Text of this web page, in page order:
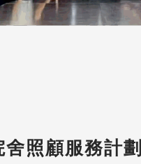
舍照顧服務計